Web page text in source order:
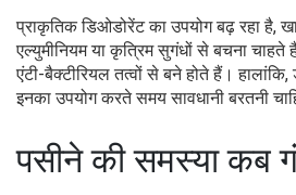
प्राकृतिक डिओडोरेंट का उपयोग बढ़ रहा है,
एल्युमीनियम या कृत्रिम सुगंधों से बचना
एंटी-बैक्टीरियल तत्वों से बने होते हैं।
इनका उपयोग करते समय सावधानी बरतनी
पसीने की समस्या कब